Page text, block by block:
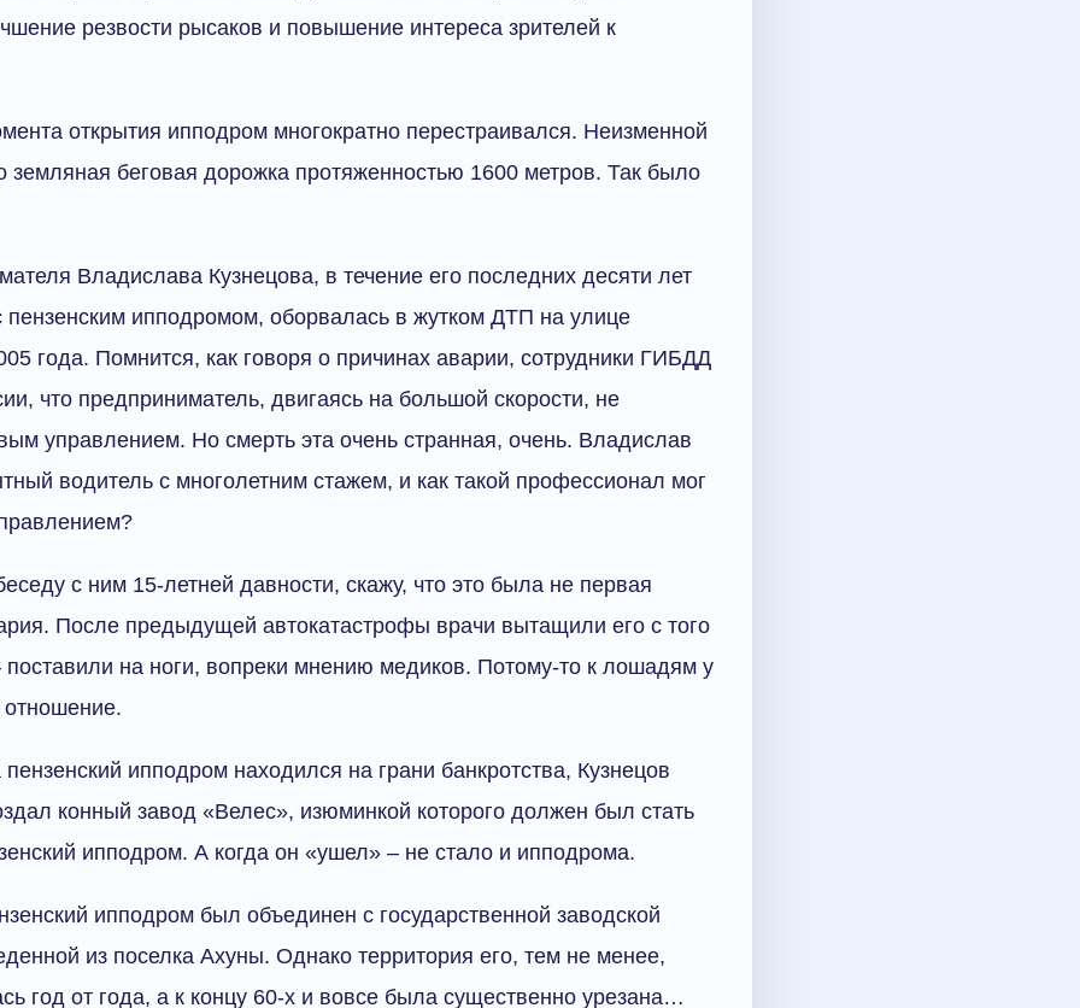
резвости рысаков и повышение интереса зрителей к
открытия ипподром многократно перестраивался. Неизменной
земляная беговая дорожка протяженностью 1600 метров. Так было
Владислава Кузнецова, в течение его последних десяти лет
пензенским ипподромом, оборвалась в жутком ДТП на улице
года. Помнится, как говоря о причинах аварии, сотрудники ГИБДД
что предприниматель, двигаясь на большой скорости, не
управлением. Но смерть эта очень странная, очень. Владислав
водитель с многолетним стажем, и как такой профессионал мог
с ним 15-летней давности, скажу, что это была не первая
После предыдущей автокатастрофы врачи вытащили его с того
на ноги, вопреки мнению медиков. Потому-то к лошадям у
пензенский ипподром находился на грани банкротства, Кузнецов
конный завод «Велес», изюминкой которого должен был стать
ипподром. А когда он «ушел» – не стало и ипподрома.
ипподром был объединен с государственной заводской
из поселка Ахуны. Однако территория его, тем не менее,
год от года, а к концу 60-х и вовсе была существенно урезана…